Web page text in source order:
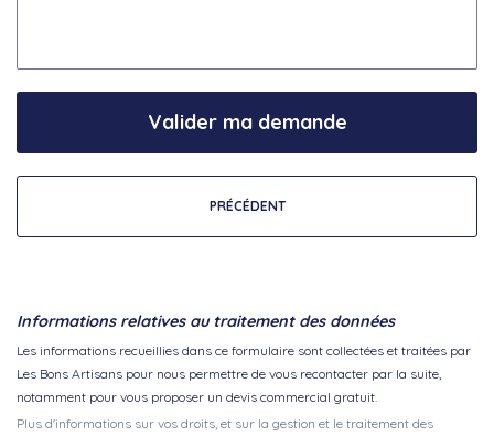
PRÉCÉDENT
Valider ma demande
Informations relatives au traitement des données
Les informations recueillies dans ce formulaire sont collectées et traitées par
Les Bons Artisans pour nous permettre de vous recontacter par la suite,
notamment pour vous proposer un devis commercial gratuit.
Plus d'informations sur vos droits, et sur la gestion et le traitement des